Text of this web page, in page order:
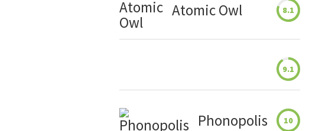
Atomic Owl 8.1
9.1
Phonopolis 10